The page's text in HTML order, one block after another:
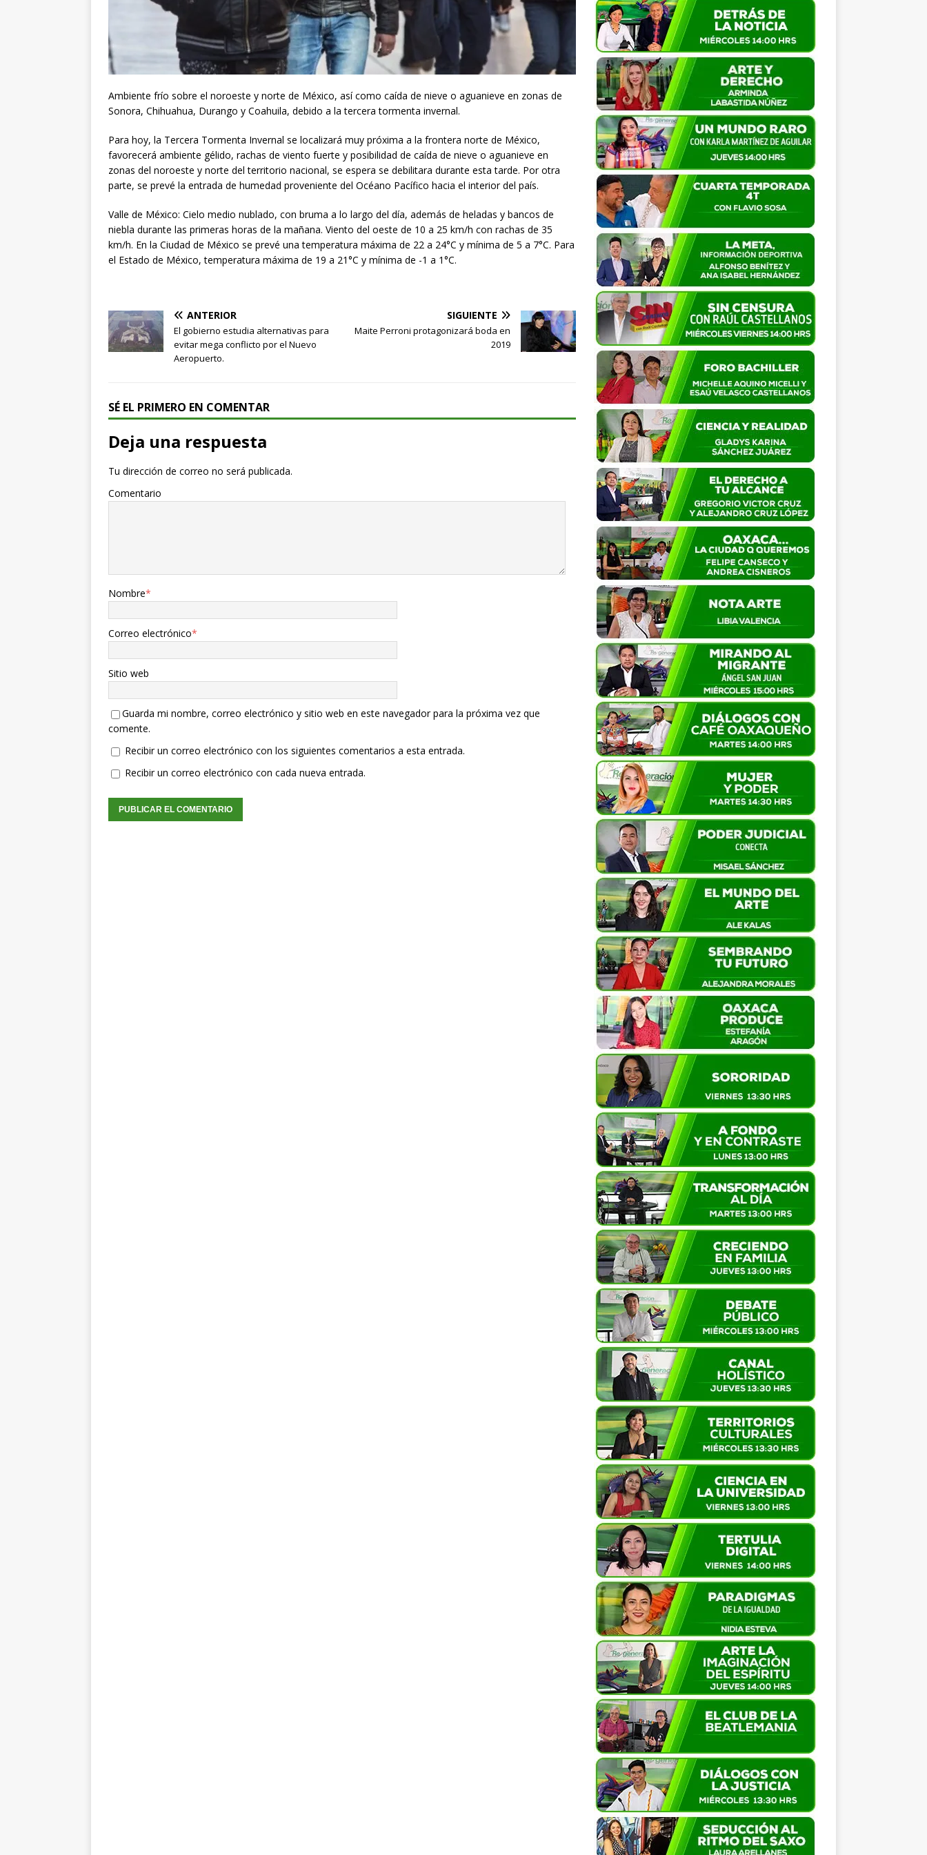
Ambiente frío sobre el noroeste y norte de México, así como caída de nieve o aguanieve en zonas de
Sonora, Chihuahua, Durango y Coahuila, debido a la tercera tormenta invernal.
Para hoy, la Tercera Tormenta Invernal se localizará muy próxima a la frontera norte de México,
favorecerá ambiente gélido, rachas de viento fuerte y posibilidad de caída de nieve o aguanieve en
zonas del noroeste y norte del territorio nacional, se espera se debilitara durante esta tarde. Por otra
parte, se prevé la entrada de humedad proveniente del Océano Pacífico hacia el interior del país.
Valle de México: Cielo medio nublado, con bruma a lo largo del día, además de heladas y bancos de
niebla durante las primeras horas de la mañana. Viento del oeste de 10 a 25 km/h con rachas de 35
km/h. En la Ciudad de México se prevé una temperatura máxima de 22 a 24°C y mínima de 5 a 7°C. Para
el Estado de México, temperatura máxima de 19 a 21°C y mínima de -1 a 1°C.
ANTERIOR
El gobierno estudia alternativas para
evitar mega conflicto por el Nuevo
Aeropuerto.
SIGUIENTE
Maite Perroni protagonizará boda en
2019
SÉ EL PRIMERO EN COMENTAR
Deja una respuesta
Tu dirección de correo no será publicada.
Comentario
Nombre*
Correo electrónico*
Sitio web
Guarda mi nombre, correo electrónico y sitio web en este navegador para la próxima vez que
comente.
Recibir un correo electrónico con los siguientes comentarios a esta entrada.
Recibir un correo electrónico con cada nueva entrada.